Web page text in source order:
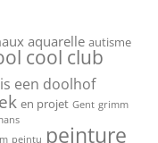
aquarelle autisme
cool club
een doolhof
en projet Gent grimm
peintu peinture